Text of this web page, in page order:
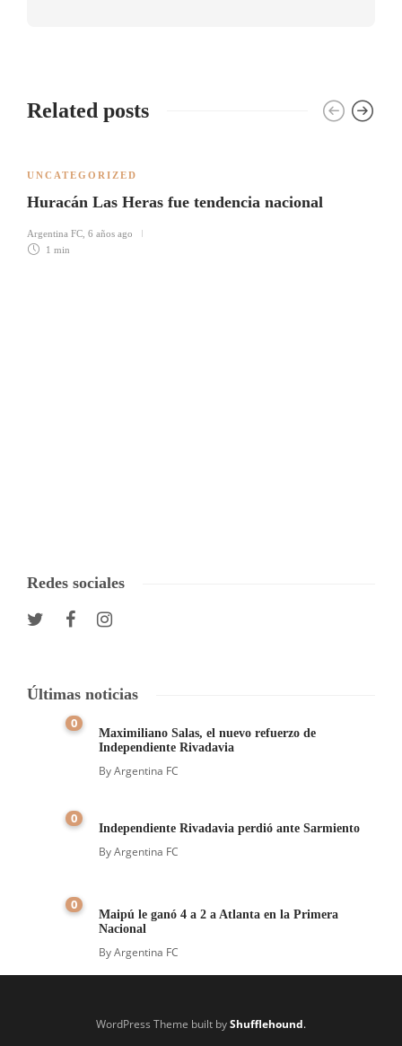
Related posts
UNCATEGORIZED
Huracán Las Heras fue tendencia nacional
Argentina FC 6 años ago
1 min
Redes sociales
Últimas noticias
0
Maximiliano Salas, el nuevo refuerzo de
Independiente Rivadavia
ByArgentina FC
0
Independiente Rivadavia perdió ante Sarmiento
ByArgentina FC
0
Maipú le ganó 4 a 2 a Atlanta en la Primera
Nacional
ByArgentina FC
WordPress Theme built byShufflehound.